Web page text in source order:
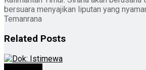
bersuara menyajikan liputan yang
Temanrana
Related Posts